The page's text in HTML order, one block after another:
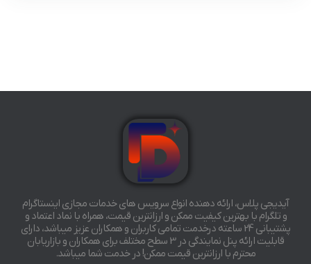
آیدیجی پلاس، ارائه دهنده انواع سرویس های خدمات مجازی اینستاگرام
و تلگرام با بهترین کیفیت ممکن و ارزانترین قیمت، همراه با نماد اعتماد و
پشتیبانی 24 ساعته درخدمت تمامی کاربران و همکاران عزیز میباشد، دارای
قابلیت ارائه پنل نمایندگی در 3 سطح مختلف برای همکاران و بازاریابان
محترم با ارزانترین قیمت ممکن! در خدمت شما میباشد.